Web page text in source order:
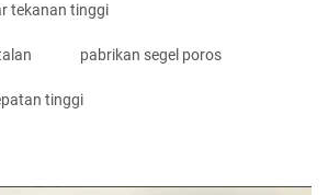
tekanan tinggi
pabrikan segel poros
tinggi